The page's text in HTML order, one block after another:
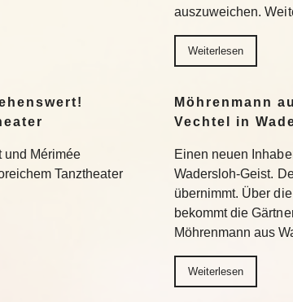
auszuweichen.
Weiterlesen
und Mérimée
Tanztheater
Möhrenmann
Vechtel in
Einen neuen
Wadersloh-Geist.
übernimmt. Über
bekommt die
Möhrenmann aus
Weiterlesen